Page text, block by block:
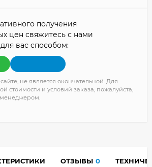
получения
цен свяжитесь с нами
вас способом:
не является окончательной. Для
стоимости и условий заказа, пожалуйста,
ОТЗЫВЫ 0